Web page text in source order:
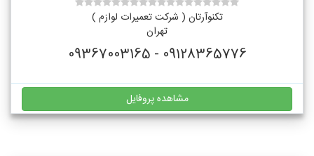
تکنوآرتان ( شرکت تعمیرات لوازم )
تهران
09128365776 - 09367003165
مشاهده پروفایل